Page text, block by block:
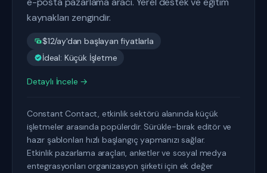
kaynakları zengindir.
$12/ay'dan başlayan fiyatlarla
İdeal: Küçük İşletme
Detaylı İncele →
Constant Contact, etkinlik sektörü alanında küçük
işletmeler arasında popülerdir. Sürükle-bırak editör ve
hazır şablonları hızlı başlangıç yapmanızı sağlar.
Etkinlik pazarlama araçları, anketler ve sosyal medya
entegrasyonları organizasyon şirketi için ek değer